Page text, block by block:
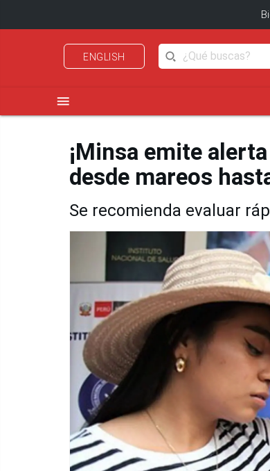
ENGLISH
menu
¡Minsa emite
desde mareos
Se recomienda evaluar